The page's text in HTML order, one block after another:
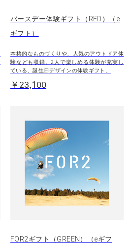
バースデー体験ギフト（RED）（e
ギフト）
本格的なものづくりや、人気のアウトドア体
験なども収録。2人で楽しめる体験が充実し
ている、誕生日デザインの体験ギフト。
￥23,100
FOR2ギフト（GREEN）（eギフ